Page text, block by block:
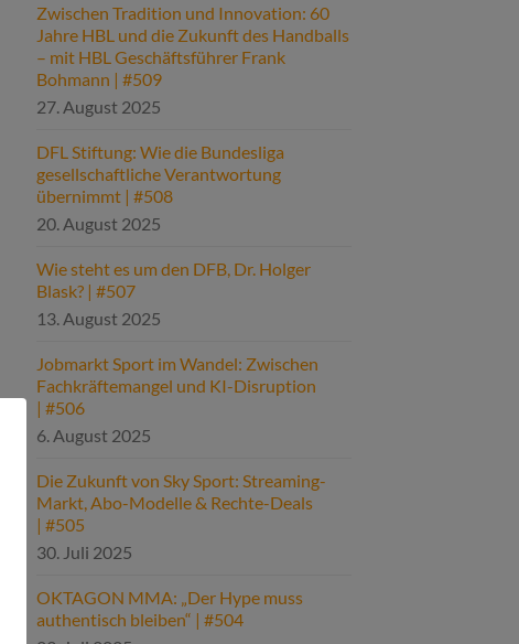
Zwischen Tradition und Innovation: 60
Jahre HBL und die Zukunft des Handballs
– mit HBL Geschäftsführer Frank
Bohmann | #509
27. August 2025
DFL Stiftung: Wie die Bundesliga
gesellschaftliche Verantwortung
übernimmt | #508
20. August 2025
Wie steht es um den DFB, Dr. Holger
Blask? | #507
13. August 2025
Jobmarkt Sport im Wandel: Zwischen
Fachkräftemangel und KI-Disruption
| #506
6. August 2025
Die Zukunft von Sky Sport: Streaming-
Markt, Abo-Modelle & Rechte-Deals
| #505
30. Juli 2025
OKTAGON MMA: „Der Hype muss
authentisch bleiben“ | #504